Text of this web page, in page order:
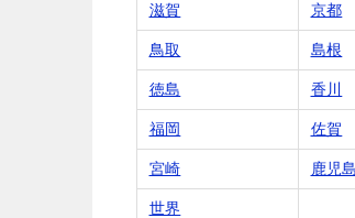
滋賀 京都
鳥取 島根
徳島 香川
福岡 佐賀
宮崎 鹿児島
世界